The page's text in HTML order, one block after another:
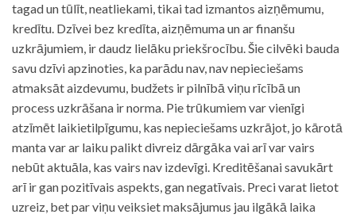
tagad un tūlīt, neatliekami, tikai tad izmantos aizņēmumu,
kredītu. Dzīvei bez kredīta, aizņēmuma un ar finanšu
uzkrājumiem, ir daudz lielāku priekšrocību. Šie cilvēki bauda
savu dzīvi apzinoties, ka parādu nav, nav nepieciešams
atmaksāt aizdevumu, budžets ir pilnībā viņu rīcībā un
process uzkrāšana ir norma. Pie trūkumiem var vienīgi
atzīmēt laikietilpīgumu, kas nepieciešams uzkrājot, jo kārotā
manta var ar laiku palikt divreiz dārgāka vai arī var vairs
nebūt aktuāla, kas vairs nav izdevīgi. Kreditēšanai savukārt
arī ir gan pozitīvais aspekts, gan negatīvais. Preci varat lietot
uzreiz, bet par viņu veiksiet maksājumus jau ilgākā laika